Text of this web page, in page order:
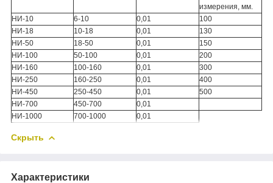
измерения, мм.
НИ-10
6-10 0,01
100
НИ-18
10-18 0,01
130
НИ-50
18-50 0,01
150
НИ-100
50-100 0,01
200
НИ-160
100-160 0,01
300
НИ-250
160-250 0,01
400
НИ-450
250-450 0,01
500
НИ-700
450-700
0,01
НИ-1000
700-1000 0,01
Скрыть
Характеристики